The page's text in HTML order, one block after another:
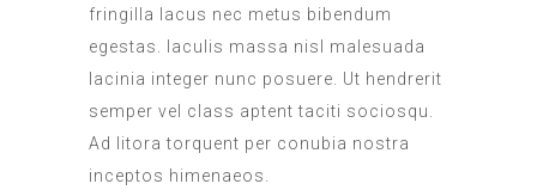
fringilla lacus nec metus bibendum
egestas. Iaculis massa nisl malesuada
lacinia integer nunc posuere. Ut hendrerit
semper vel class aptent taciti sociosqu.
Ad litora torquent per conubia nostra
inceptos himenaeos.